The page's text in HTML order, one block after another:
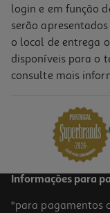
-10%
Livro Salazar A Queda
PVP de editor
16,20 €
login e em função
serão
o local de entrega
disponíveis para o
consulte mais
Informações para
*para pagamentos